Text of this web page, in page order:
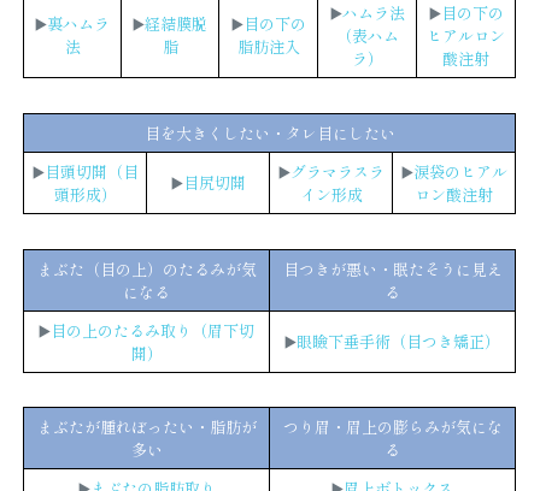
▶️裏ハムラ
法
▶️経結膜脱
脂
▶️目の下の
脂肪注入
▶️ハムラ法
（表ハム
ラ）
▶️目の下の
ヒアルロン
酸注射
目を大きくしたい・タレ目にしたい
▶️目頭切開（目
頭形成）
▶️目尻切開 ▶️グラマラスラ
イン形成
▶️涙袋のヒアル
ロン酸注射
まぶた（目の上）のたるみが気
になる
目つきが悪い・眠たそうに見え
る
▶️目の上のたるみ取り（眉下切
開）
▶️眼瞼下垂手術（目つき矯正）
まぶたが腫れぼったい・脂肪が
多い
つり眉・眉上の膨らみが気にな
る